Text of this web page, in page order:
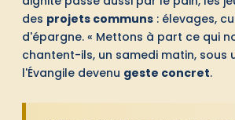
des projets communs : élevages,
d'épargne. « Mettons à part ce qui
chantent-ils, un samedi matin, sous
l'Évangile devenu geste concret.